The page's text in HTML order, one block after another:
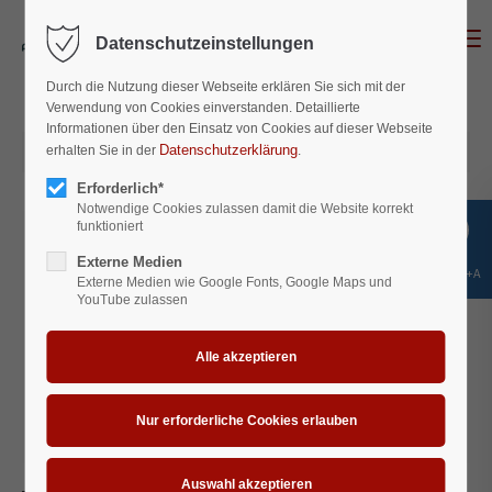
Login
Benutzername
Passwort
Lost your password?
Support
Lorem ipsum dolor sit amet:
2026-10-08 20:00
Datenschutzeinstellungen
Durch die Nutzung dieser Webseite erklären Sie sich mit der
Verwendung von Cookies einverstanden. Detaillierte
Informationen über den Einsatz von Cookies auf dieser Webseite
erhalten Sie in der Datenschutzerklärung.
Erforderlich*
Notwendige Cookies zulassen damit die Website korrekt
funktioniert
Externe Medien
Externe Medien wie Google Fonts, Google Maps und
YouTube zulassen
Shift+Alt+A